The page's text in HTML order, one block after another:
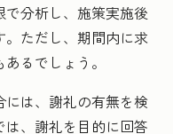
分析し、施策実施後
ただし、期間内に求
るでしょう。
は、謝礼の有無を検
、謝礼を目的に回答